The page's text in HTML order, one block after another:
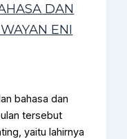
DAN
ENI
bahasa dan
tersebut
yaitu lahirnya